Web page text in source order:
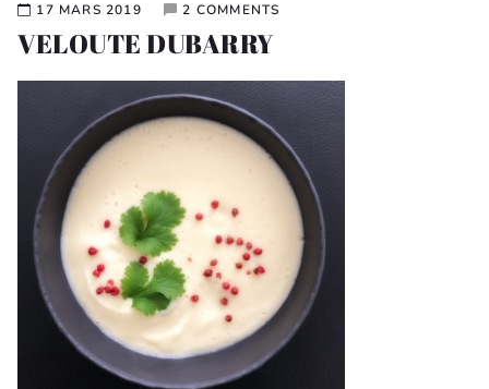
17 MARS 2019 2 COMMENTS
VELOUTE DUBARRY